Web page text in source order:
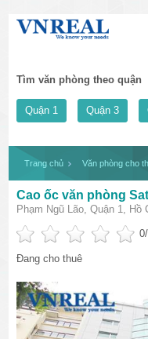
Tìm văn phòng theo quận
Quận 1 Quận 3
Trang chủ Văn phòng cho
Cao ốc văn phòng
Phạm Ngũ Lão, Quận 1, Hồ
0
Đang cho thuê